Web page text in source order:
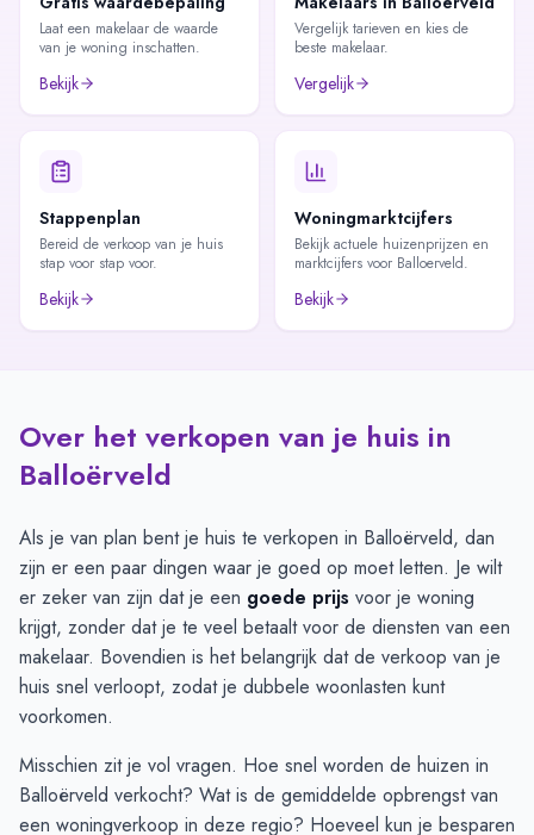
Laat een makelaar de waarde
van je woning inschatten.
Bekijk
Vergelijk tarieven en kies de
beste makelaar.
Vergelijk
Stappenplan
Bereid de verkoop van je huis
stap voor stap voor.
Bekijk
Woningmarktcijfers
Bekijk actuele huizenprijzen en
marktcijfers voor Balloerveld.
Bekijk
Over het verkopen van je huis in
Balloërveld
Als je van plan bent je huis te verkopen in Balloërveld, dan
zijn er een paar dingen waar je goed op moet letten. Je wilt
er zeker van zijn dat je een goede prijs voor je woning
krijgt, zonder dat je te veel betaalt voor de diensten van een
makelaar. Bovendien is het belangrijk dat de verkoop van je
huis snel verloopt, zodat je dubbele woonlasten kunt
voorkomen.
Misschien zit je vol vragen. Hoe snel worden de huizen in
Balloërveld verkocht? Wat is de gemiddelde opbrengst van
een woningverkoop in deze regio? Hoeveel kun je besparen